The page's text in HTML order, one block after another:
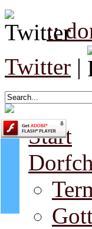
::
Twitter |
Start